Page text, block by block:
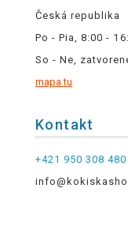
Česká republika
Po - Pia, 8:00 -
So - Ne,
mapa tu
Kontakt
+421 950 308 480